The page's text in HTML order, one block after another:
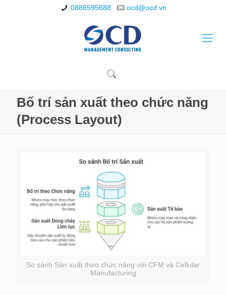
0886595688 ocd@ocd.vn
Bố trí sản xuất theo chức năng
(Process Layout)
So sánh Sản xuất theo chức năng với CFM và Cellular
Manufacturing